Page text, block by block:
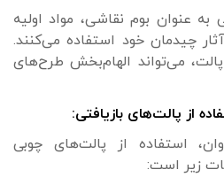
به عنوان بوم نقاشی، مواد اولیه
چیدمان خود استفاده می‌کنند.
می‌تواند الهام‌بخش طرح‌های
از پالت‌های بازیافتی:
استفاده از پالت‌های چوبی
زیر است: